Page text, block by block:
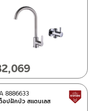
ดวัสดุ(51)
2,069
าปรับราคาลดลง
อปฝักบัว สแตนเลส
8886633